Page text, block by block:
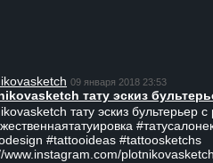
09 января 2018 23:53
тату эскиз
тату эскиз бультерьер
#tattooideas #tattoosketchs
www.instagram.com/